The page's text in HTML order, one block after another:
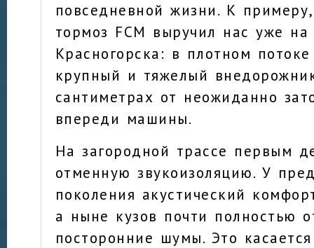
повседневной жизни. К
тормоз FCM выручил нас уже
Красногорска: в плотном
крупный и тяжелый
сантиметрах от неожиданно
впереди машины.
На загородной трассе первым
отменную звукоизоляцию. У
поколения акустический
а ныне кузов почти полностью
посторонние шумы. Это